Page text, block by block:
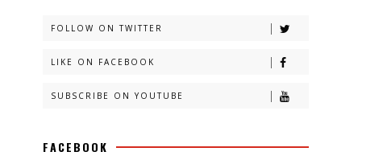
FOLLOW ON TWITTER
LIKE ON FACEBOOK
SUBSCRIBE ON YOUTUBE
FACEBOOK